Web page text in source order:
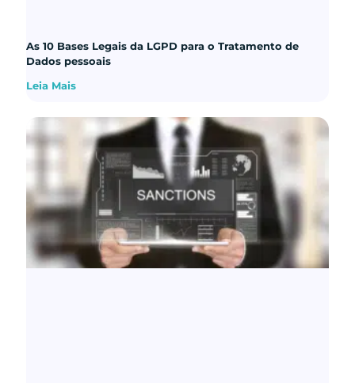
As 10 Bases Legais da LGPD para o Tratamento de
Dados pessoais
Leia Mais